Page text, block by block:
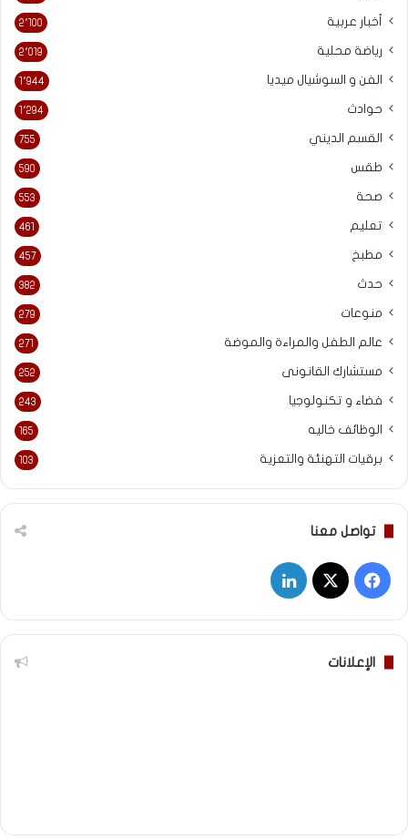
أخبار عربية 2٬100
رياضة محلية 2٬019
الفن و السوشيال ميديا 1٬944
حوادث 1٬294
القسم الديني 755
طقس 590
صحة 553
تعليم 461
مطبخ 457
حدث 382
منوعات 279
عالم الطفل والمراءة والموضة 271
مستشارك القانونى 252
فضاء و تكنولوجيا 243
الوظائف خاليه 165
برقيات التهنئة والتعزية 103
تواصل معنا
فيسبوك
‫X لينكدإن
الإعلانات